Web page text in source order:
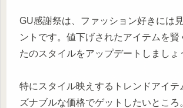
GU感謝祭は、ファッション好きには
ントです。値下げされたアイテムを賢
たのスタイルをアップデートしましょ
特にスタイル映えするトレンドアイテ
ズナブルな価格でゲットしたいところ